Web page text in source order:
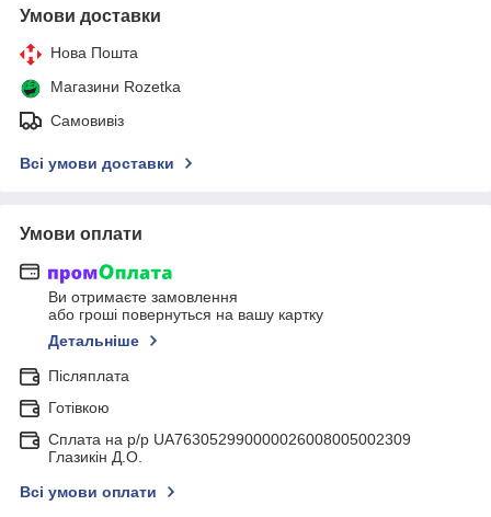
Умови доставки
Нова Пошта
Магазини Rozetka
Самовивіз
Всі умови доставки
Умови оплати
Ви отримаєте замовлення
або гроші повернуться на вашу картку
Детальніше
Післяплата
Готівкою
Сплата на р/р UA763052990000026008005002309
Глазикін Д.О.
Всі умови оплати